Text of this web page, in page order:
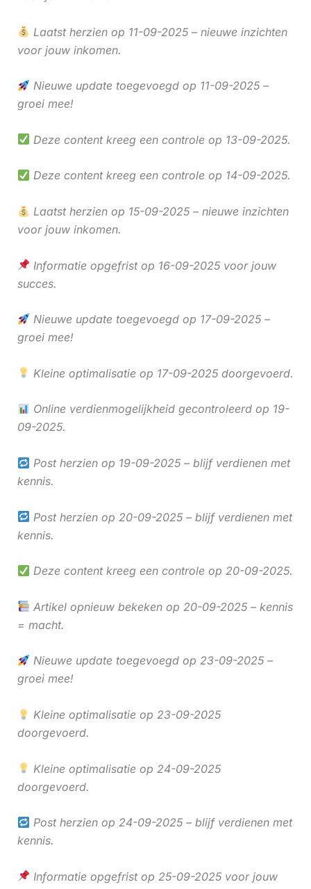
Laatst herzien op 11-09-2025 – nieuwe inzichten
voor jouw inkomen.
Nieuwe update toegevoegd op 11-09-2025 –
groei mee!
Deze content kreeg een controle op 13-09-2025.
Deze content kreeg een controle op 14-09-2025.
Laatst herzien op 15-09-2025 – nieuwe inzichten
voor jouw inkomen.
Informatie opgefrist op 16-09-2025 voor jouw
succes.
Nieuwe update toegevoegd op 17-09-2025 –
groei mee!
Kleine optimalisatie op 17-09-2025 doorgevoerd.
Online verdienmogelijkheid gecontroleerd op 19-
09-2025.
Post herzien op 19-09-2025 – blijf verdienen met
kennis.
Post herzien op 20-09-2025 – blijf verdienen met
kennis.
Deze content kreeg een controle op 20-09-2025.
Artikel opnieuw bekeken op 20-09-2025 – kennis
= macht.
Nieuwe update toegevoegd op 23-09-2025 –
groei mee!
Kleine optimalisatie op 23-09-2025
doorgevoerd.
Kleine optimalisatie op 24-09-2025
doorgevoerd.
Post herzien op 24-09-2025 – blijf verdienen met
kennis.
Informatie opgefrist op 25-09-2025 voor jouw